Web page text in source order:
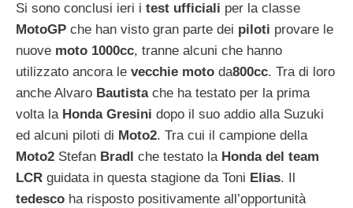
Si sono conclusi ieri i test ufficiali per la classe
MotoGP che han visto gran parte dei piloti provare le
nuove moto 1000cc, tranne alcuni che hanno
utilizzato ancora le vecchie moto da800cc. Tra di loro
anche Alvaro Bautistache ha testato per la prima
volta laHonda Gresini dopo il suo addio alla Suzuki
ed alcuni piloti di Moto2. Tra cui il campione della
Moto2 Stefan Bradl che testato la Honda del team
LCR guidata in questa stagione da Toni Elias. Il
tedesco ha risposto positivamente all’opportunità